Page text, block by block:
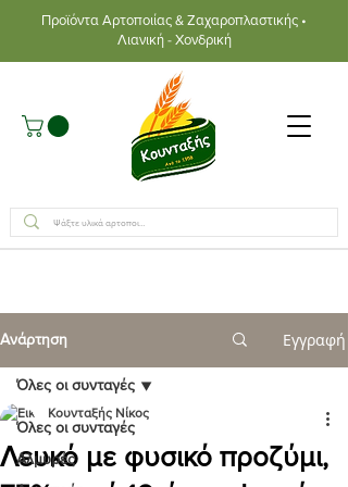
Προϊόντα Αρτοποιίας & Ζαχαροπλαστικής •
Λιανική - Χονδρική
Ανάρτηση Εγγραφή
Όλες οι συνταγές
Αλμυρές
Όλες οι συνταγές
Λευκό με φυσικό προζύμι,
Κουνταξής Νίκος